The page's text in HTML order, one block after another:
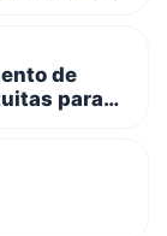
de
para